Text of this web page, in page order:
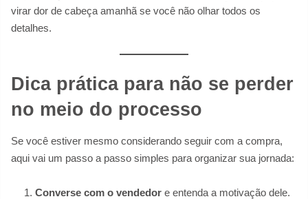
virar dor de cabeça amanhã se você não olhar todos os
detalhes.
Dica prática para não se perder
no meio do processo
Se você estiver mesmo considerando seguir com a compra,
aqui vai um passo a passo simples para organizar sua jornada:
Converse com o vendedor e entenda a motivação dele.